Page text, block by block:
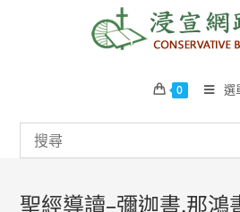
0 選
聖經導讀–彌迦書.那鴻